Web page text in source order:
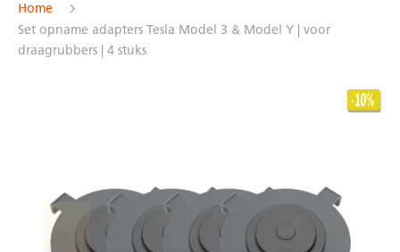
Home
Set opname adapters Tesla Model 3 & Model Y | voor
draagrubbers | 4 stuks
afbeeldingen-
gallerij